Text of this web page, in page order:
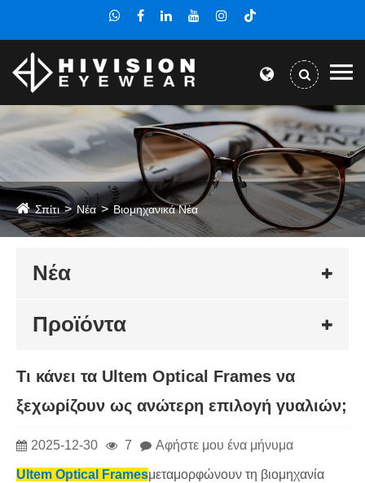
Σπίτι Νέα Βιομηχανικά Νέα
Νέα
Προϊόντα
Τι κάνει τα Ultem Optical Frames να
ξεχωρίζουν ως ανώτερη επιλογή γυαλιών;
2025-12-30 7 Αφήστε μου ένα μήνυμα
Ultem Optical Framesμεταμορφώνουν τη βιομηχανία